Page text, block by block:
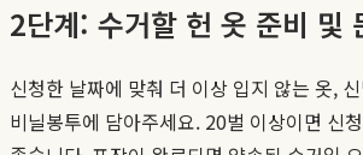
2단계: 수거할 헌 옷 준비 및
신청한 날짜에 맞춰 더 이상 입지 않는 옷,
비닐봉투에 담아주세요. 20벌 이상이면 신